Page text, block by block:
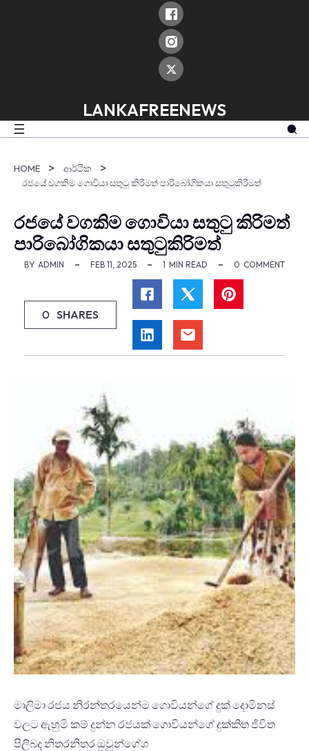
LANKAFREENEWS
HOME
ආර්ථික
රජයේ වගකිම ගොවියා සතුටු කිරිමත් පාරිබෝගිකයා සතුටුකිරිමත්
රජයේ වගකිම ගොවියා සතුටු කිරිමත්
පාරිබෝගිකයා සතුටුකිරිමත්
BY ADMIN FEB 11, 2025 1 MIN READ 0 COMMENT
0 SHARES
මාලිමා රජය නිරන්තරයෙන්ම ගොවියන්ගේ දුක් දොමිනස්
වලට ඇහුමි කම් දුන්න රජයක් ගොවියන්ගේ දුක්කිත ජිවිත
පිලිබද නිතරනිතර ඔුවුන්ගේශ